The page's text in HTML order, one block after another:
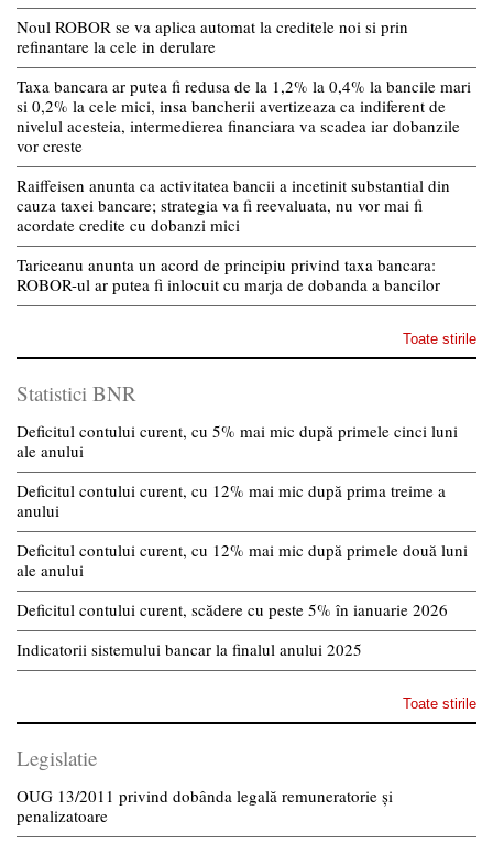
Noul ROBOR se va aplica automat la creditele noi si prin
refinantare la cele in derulare
Taxa bancara ar putea fi redusa de la 1,2% la 0,4% la bancile mari
si 0,2% la cele mici, insa bancherii avertizeaza ca indiferent de
nivelul acesteia, intermedierea financiara va scadea iar dobanzile
vor creste
Raiffeisen anunta ca activitatea bancii a incetinit substantial din
cauza taxei bancare; strategia va fi reevaluata, nu vor mai fi
acordate credite cu dobanzi mici
Tariceanu anunta un acord de principiu privind taxa bancara:
ROBOR-ul ar putea fi inlocuit cu marja de dobanda a bancilor
Toate stirile
Statistici BNR
Deficitul contului curent, cu 5% mai mic după primele cinci luni
ale anului
Deficitul contului curent, cu 12% mai mic după prima treime a
anului
Deficitul contului curent, cu 12% mai mic după primele două luni
ale anului
Deficitul contului curent, scădere cu peste 5% în ianuarie 2026
Indicatorii sistemului bancar la finalul anului 2025
Toate stirile
Legislatie
OUG 13/2011 privind dobânda legală remuneratorie și
penalizatoare